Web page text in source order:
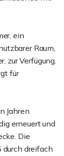
ein
Raum,
zur Verfügung.
für
Jahren
erneuert und
Die
dreifach